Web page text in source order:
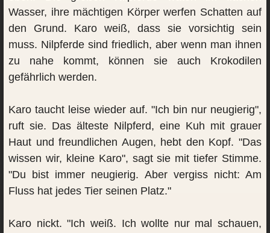
Wasser, ihre mächtigen Körper werfen Schatten auf
den Grund. Karo weiß, dass sie vorsichtig sein
muss. Nilpferde sind friedlich, aber wenn man ihnen
zu nahe kommt, können sie auch Krokodilen
gefährlich werden.
Karo taucht leise wieder auf. "Ich bin nur neugierig",
ruft sie. Das älteste Nilpferd, eine Kuh mit grauer
Haut und freundlichen Augen, hebt den Kopf. "Das
wissen wir, kleine Karo", sagt sie mit tiefer Stimme.
"Du bist immer neugierig. Aber vergiss nicht: Am
Fluss hat jedes Tier seinen Platz."
Karo nickt. "Ich weiß. Ich wollte nur mal schauen,